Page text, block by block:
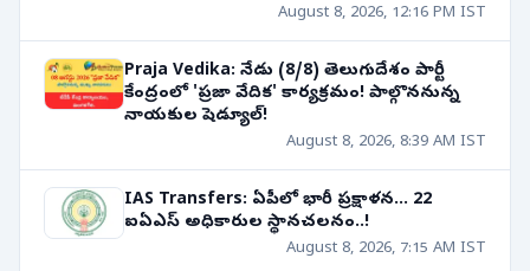
August 8, 2026, 12:16 PM IST
Praja Vedika: నేడు (8/8) తెలుగుదేశం పార్టీ
కేంద్రంలో 'ప్రజా వేదిక' కార్యక్రమం! పాల్గొననున్న
నాయకుల షెడ్యూల్!
August 8, 2026, 8:39 AM IST
IAS Transfers: ఏపీలో భారీ ప్రక్షాళన... 22
ఐఏఎస్ అధికారుల స్థానచలనం..!
August 8, 2026, 7:15 AM IST